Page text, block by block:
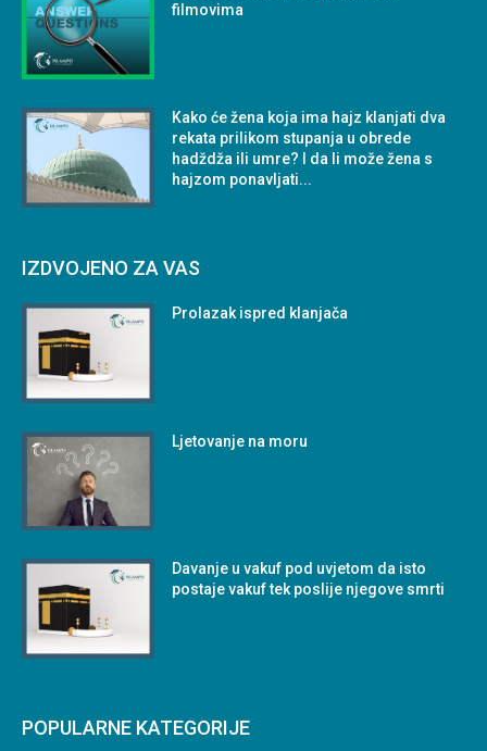
filmovima
Kako će žena koja ima hajz klanjati dva
rekata prilikom stupanja u obrede
hadždža ili umre? I da li može žena s
hajzom ponavljati...
IZDVOJENO ZA VAS
Prolazak ispred klanjača
Ljetovanje na moru
Davanje u vakuf pod uvjetom da isto
postaje vakuf tek poslije njegove smrti
POPULARNE KATEGORIJE